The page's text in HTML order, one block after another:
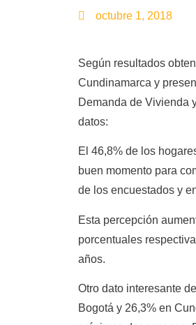
octubre 1, 2018
Según resultados
Cundinamarca y
Demanda de Vivienda
datos:
El 46,8% de los
buen momento para
de los encuestados y
Esta percepción
porcentuales
años.
Otro dato interesante
Bogotá y 26,3% en